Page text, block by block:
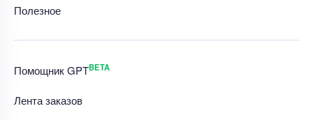
Полезное
Помощник GPTBETA
Лента заказов